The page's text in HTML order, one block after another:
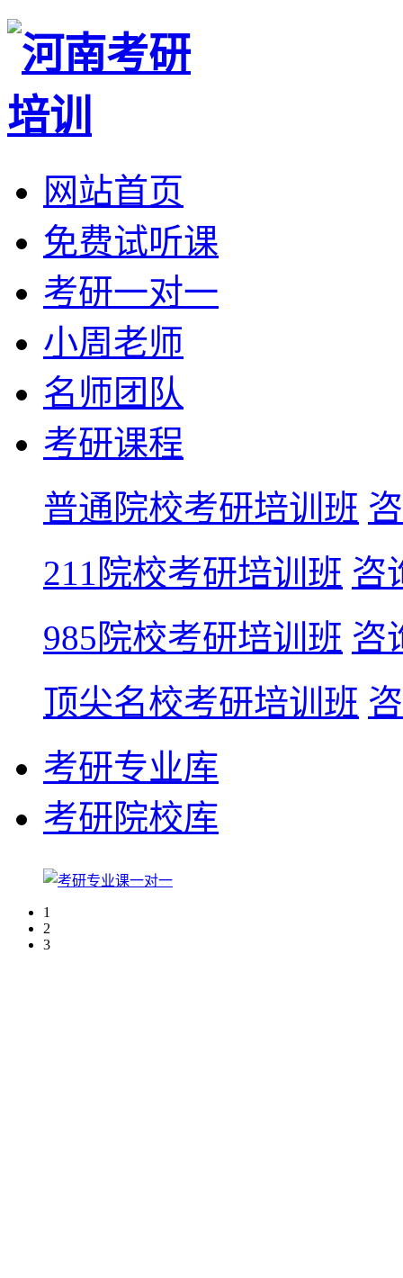
网站首页
免费试听课
考研一对一
小周老师
名师团队
考研课程
普通院校考研培训班
211院校考研培训班 咨
985院校考研培训班 咨
顶尖名校考研培训班
考研专业库
考研院校库
1
2
3